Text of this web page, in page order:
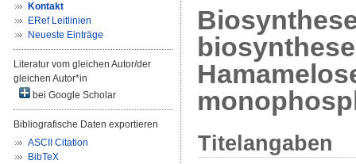
Kontakt
ERef Leitlinien
Neueste Einträge
Literatur vom gleichen Autor/der
gleichen Autor*in
bei Google Scholar
Bibliografische Daten exportieren
ASCII Citation
BibTeX
Titelangaben